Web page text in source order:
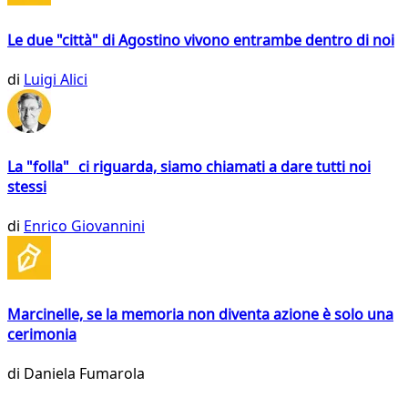
Le due "città" di Agostino vivono entrambe dentro di noi
di Luigi Alici
La "folla" ci riguarda, siamo chiamati a dare tutti noi
stessi
di Enrico Giovannini
Marcinelle, se la memoria non diventa azione è solo una
cerimonia
di Daniela Fumarola